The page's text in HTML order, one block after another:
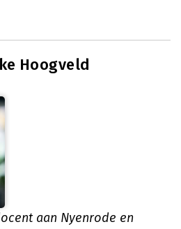
Hoogveld
aan Nyenrode en